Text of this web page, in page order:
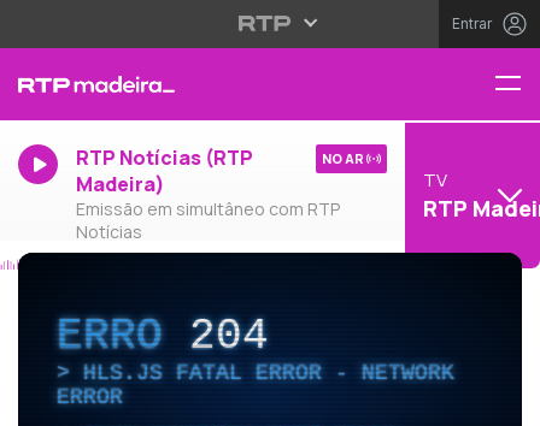
Entrar
RTP Notícias (RTP
Madeira)
Emissão em simultâneo com RTP
Notícias
NO AR
TV
RTP
ERRO204
HLS.JS FATAL ERROR - NETWORK
ERROR